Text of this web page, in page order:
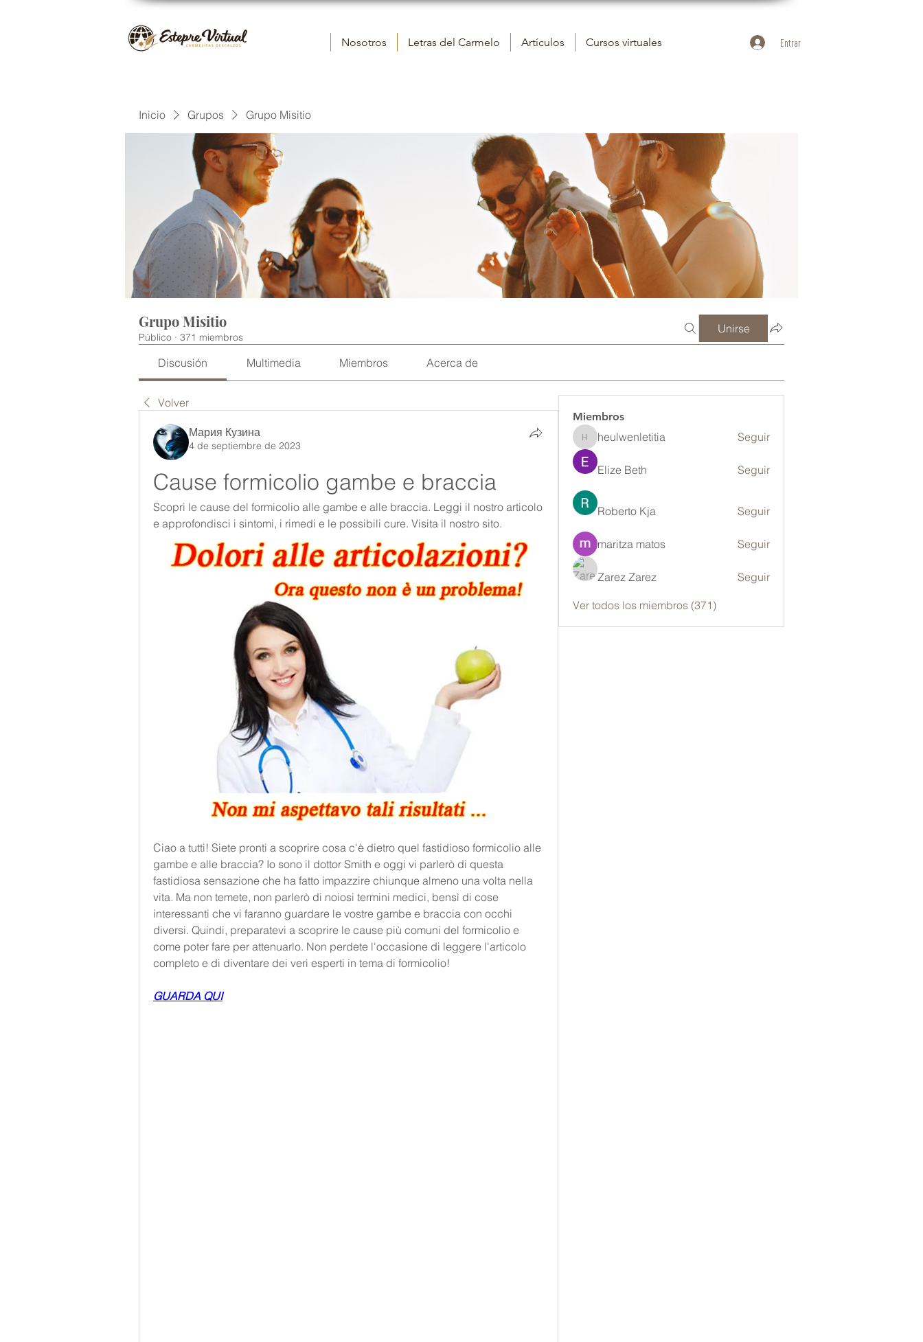
Nosotros Letras del Carmelo Artículos Cursos virtuales Entrar
Inicio Grupos Grupo Misitio
Grupo Misitio
Público · 371 miembros
Unirse
Discusión Multimedia Miembros Acerca de
Volver
Мария Кузина
4 de septiembre de 2023
Cause formicolio gambe e braccia
Scopri le cause del formicolio alle gambe e alle braccia. Leggi il nostro articolo
e approfondisci i sintomi, i rimedi e le possibili cure. Visita il nostro sito.
Ciao a tutti! Siete pronti a scoprire cosa c'è dietro quel fastidioso formicolio alle
gambe e alle braccia? Io sono il dottor Smith e oggi vi parlerò di questa
fastidiosa sensazione che ha fatto impazzire chiunque almeno una volta nella
vita. Ma non temete, non parlerò di noiosi termini medici, bensì di cose
interessanti che vi faranno guardare le vostre gambe e braccia con occhi
diversi. Quindi, preparatevi a scoprire le cause più comuni del formicolio e
come poter fare per attenuarlo. Non perdete l'occasione di leggere l'articolo
completo e di diventare dei veri esperti in tema di formicolio!
GUARDA QUI
Miembros
heulwenletitia
heulwenletitia Seguir
Elize Beth Seguir
Roberto Kja Seguir
maritza matos Seguir
Zarez Zarez Seguir
Ver todos los miembros (371)